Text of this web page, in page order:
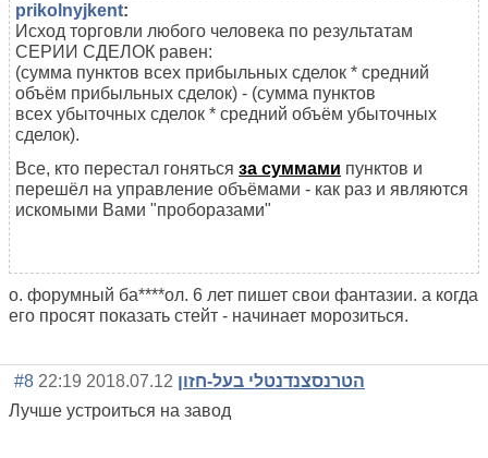
prikolnyjkent:
Исход торговли любого человека по результатам
СЕРИИ СДЕЛОК равен:
(сумма пунктов всех прибыльных сделок * средний
объём прибыльных сделок) - (сумма пунктов
всех убыточных сделок * средний объём убыточных
сделок).
Все, кто перестал гоняться за суммами пунктов и
перешёл на управление объёмами - как раз и являются
искомыми Вами "проборазами"
о. форумный ба****ол. 6 лет пишет свои фантазии. а когда
его просят показать стейт - начинает морозиться.
הטרנסצנדנטלי בעל-חזון 2018.07.12 22:19
#8
Лучше устроиться на завод